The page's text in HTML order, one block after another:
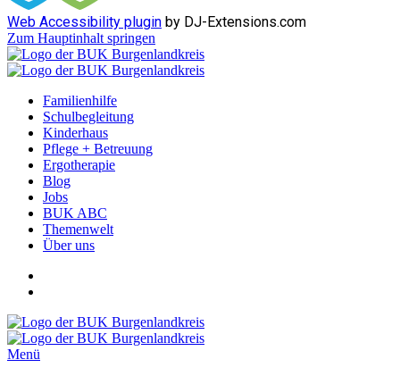
Web Accessibility plugin by DJ-Extensions.com
Zum Hauptinhalt springen
Familienhilfe
Schulbegleitung
Kinderhaus
Pflege + Betreuung
Ergotherapie
Blog
Jobs
BUK ABC
Themenwelt
Über uns
Menü